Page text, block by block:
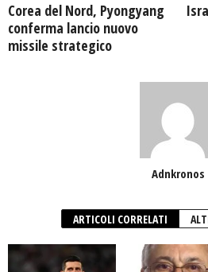
Corea del Nord, Pyongyang
conferma lancio nuovo
missile strategico
Adnkronos
ARTICOLI CORRELATI